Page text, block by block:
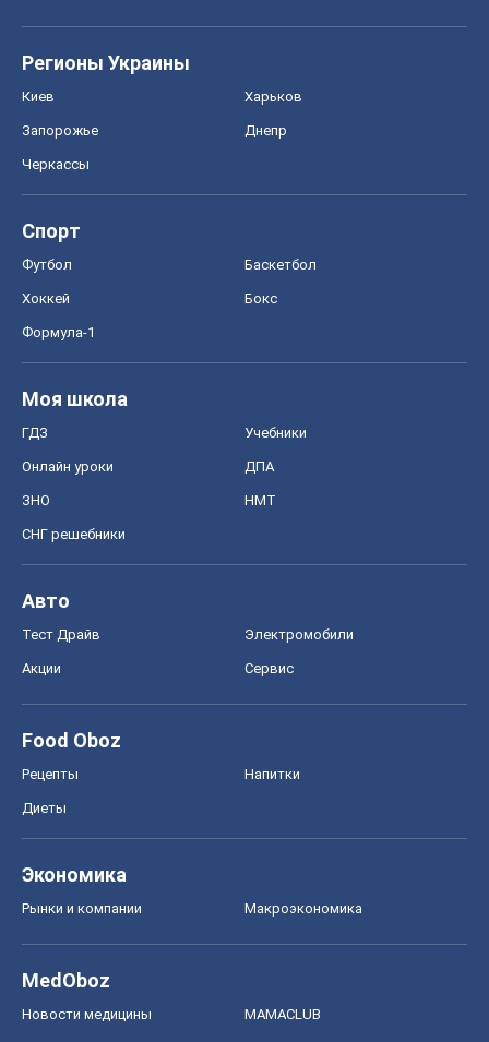
Регионы Украины
Киев Харьков
Запорожье Днепр
Черкассы
Спорт
Футбол Баскетбол
Хоккей Бокс
Формула-1
Моя школа
ГДЗ Учебники
Онлайн уроки ДПА
ЗНО НМТ
СНГ решебники
Авто
Тест Драйв Электромобили
Акции Сервис
Food Oboz
Рецепты Напитки
Диеты
Экономика
Рынки и компании Mакроэкономика
MedOboz
Новости медицины MAMACLUB